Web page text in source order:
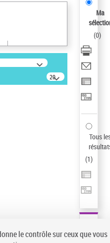
20
résultats/page
Ma
(0)
Tous
(1)
le contrôle sur ceux que vous